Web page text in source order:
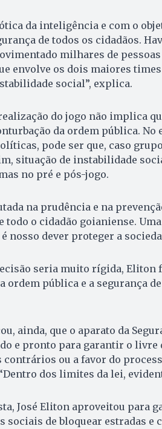
da inteligência e com o
de todos os cidadãos.
milhares de
envolve os dois maiores
social”, explica.
do jogo não implica
da ordem pública. No
pode ser que, caso
situação de instabilidade
no pré e pós-jogo.
na prudência e na
o cidadão goianiense.
nosso dever proteger a
seria muito rígida,
ordem pública e a segurança
ainda, que o aparato da
e pronto para garantir o livre
ou a favor do
dos limites da lei,
José Eliton aproveitou para
sociais de bloquear estradas e